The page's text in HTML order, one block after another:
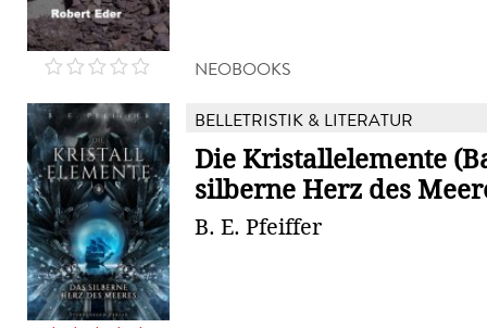
NEOBOOKS
BELLETRISTIK & LITERATUR
Die Kristallelemente
silberne Herz des
B. E. Pfeiffer